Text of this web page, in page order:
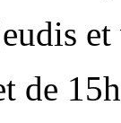
et
de